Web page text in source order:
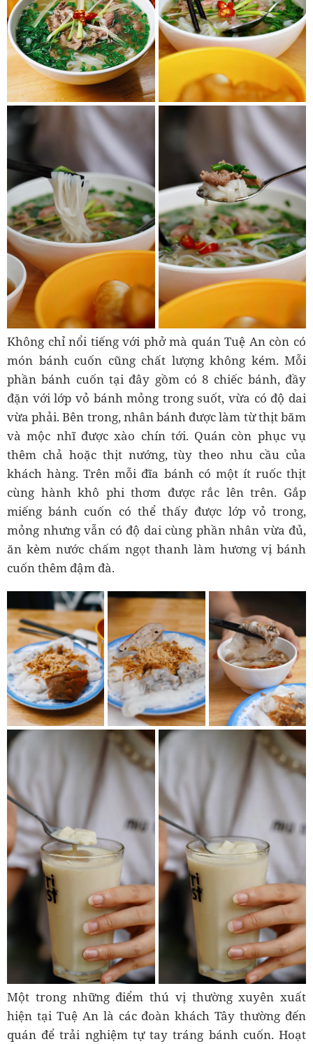
Không chỉ nổi tiếng với phở mà quán Tuệ An còn có
món bánh cuốn cũng chất lượng không kém. Mỗi
phần bánh cuốn tại đây gồm có 8 chiếc bánh, đầy
đặn với lớp vỏ bánh mỏng trong suốt, vừa có độ dai
vừa phải. Bên trong, nhân bánh được làm từ thịt băm
và mộc nhĩ được xào chín tới. Quán còn phục vụ
thêm chả hoặc thịt nướng, tùy theo nhu cầu của
khách hàng. Trên mỗi đĩa bánh có một ít ruốc thịt
cùng hành khô phi thơm được rắc lên trên. Gắp
miếng bánh cuốn có thể thấy được lớp vỏ trong,
mỏng nhưng vẫn có độ dai cùng phần nhân vừa đủ,
ăn kèm nước chấm ngọt thanh làm hương vị bánh
cuốn thêm đậm đà.
Một trong những điểm thú vị thường xuyên xuất
hiện tại Tuệ An là các đoàn khách Tây thường đến
quán để trải nghiệm tự tay tráng bánh cuốn. Hoạt